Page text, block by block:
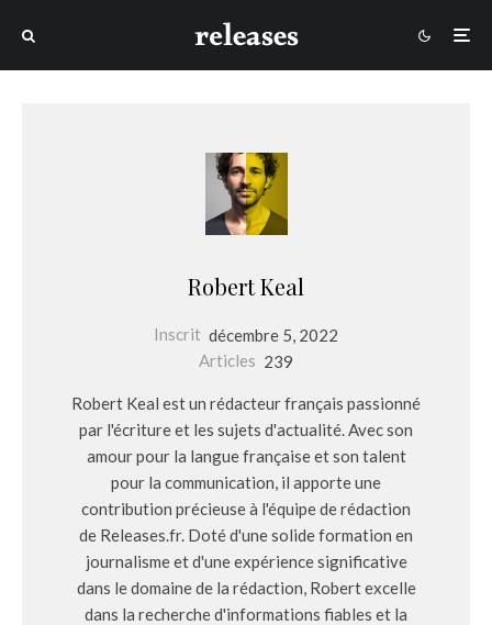
Robert Keal
Inscrit décembre 5, 2022
Articles 239
Robert Keal est un rédacteur français passionné
par l'écriture et les sujets d'actualité. Avec son
amour pour la langue française et son talent
pour la communication, il apporte une
contribution précieuse à l'équipe de rédaction
de Releases.fr. Doté d'une solide formation en
journalisme et d'une expérience significative
dans le domaine de la rédaction, Robert excelle
dans la recherche d'informations fiables et la